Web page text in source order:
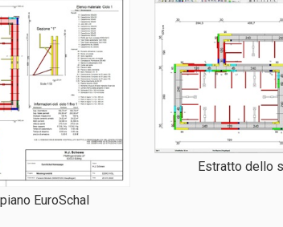
EuroSchal
Estratto dello